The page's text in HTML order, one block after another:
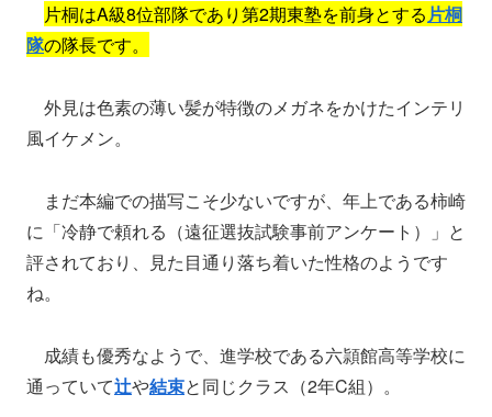
片桐はA級8位部隊であり第2期東塾を前身とする片桐
隊の隊長です。
外見は色素の薄い髪が特徴のメガネをかけたインテリ
風イケメン。
まだ本編での描写こそ少ないですが、年上である柿崎
に「冷静で頼れる（遠征選抜試験事前アンケート）」と
評されており、見た目通り落ち着いた性格のようです
ね。
成績も優秀なようで、進学校である六頴館高等学校に
通っていて辻や結束と同じクラス（2年C組）。